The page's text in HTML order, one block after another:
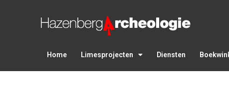
Home Limesprojecten Diensten